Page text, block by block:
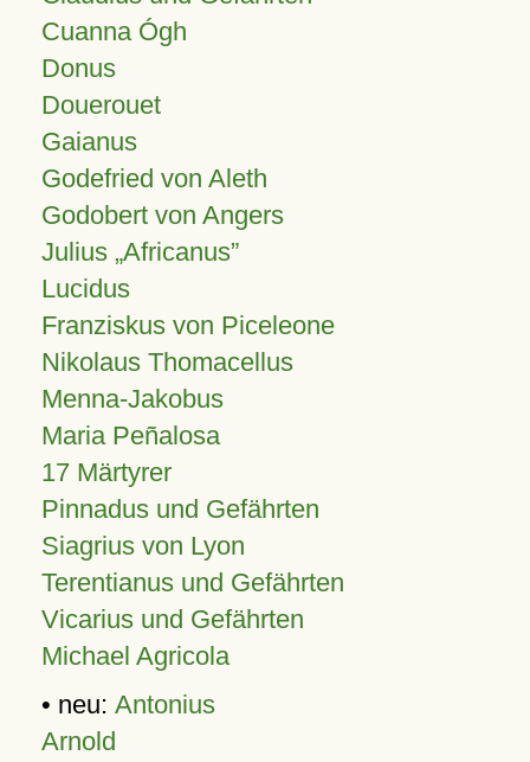
Cuanna Ógh
Donus
Douerouet
Gaianus
Godefried von Aleth
Godobert von Angers
Julius Africanus
Lucidus
Franziskus von Piceleone
Nikolaus Thomacellus
Menna-Jakobus
Maria Peñalosa
17 Märtyrer
Pinnadus und Gefährten
Siagrius von Lyon
Terentianus und Gefährten
Vicarius und Gefährten
Michael Agricola
• neu: Antonius
Arnold